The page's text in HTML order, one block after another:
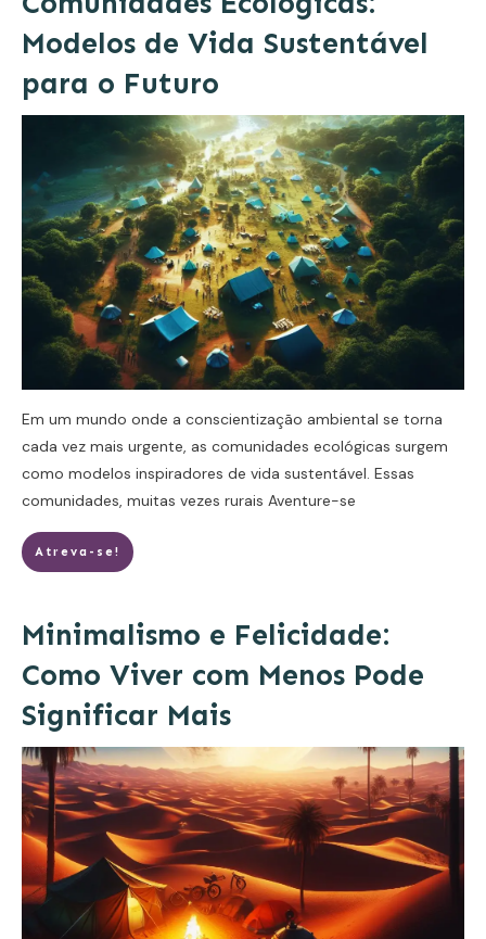
Modelos de Vida Sustentável
para o Futuro
Em um mundo onde a conscientização ambiental se torna
cada vez mais urgente, as comunidades ecológicas surgem
como modelos inspiradores de vida sustentável. Essas
comunidades, muitas vezes rurais Aventure-se
Atreva-se!
Minimalismo e Felicidade:
Como Viver com Menos Pode
Significar Mais